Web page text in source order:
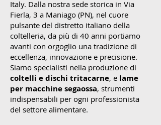
Italy. Dalla nostra sede storica in Via
Fierla, 3 a Maniago (PN), nel cuore
pulsante del distretto italiano della
coltelleria, da più di 40 anni portiamo
avanti con orgoglio una tradizione di
eccellenza, innovazione e precisione.
Siamo specialisti nella produzione di
coltelli e dischi tritacarne, e lame
per macchine segaossa, strumenti
indispensabili per ogni professionista
del settore alimentare.